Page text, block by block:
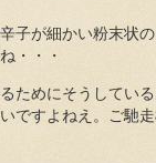
子が細かい粉末状
・・・
ためにそうしてい
ですよねえ。ご馳走